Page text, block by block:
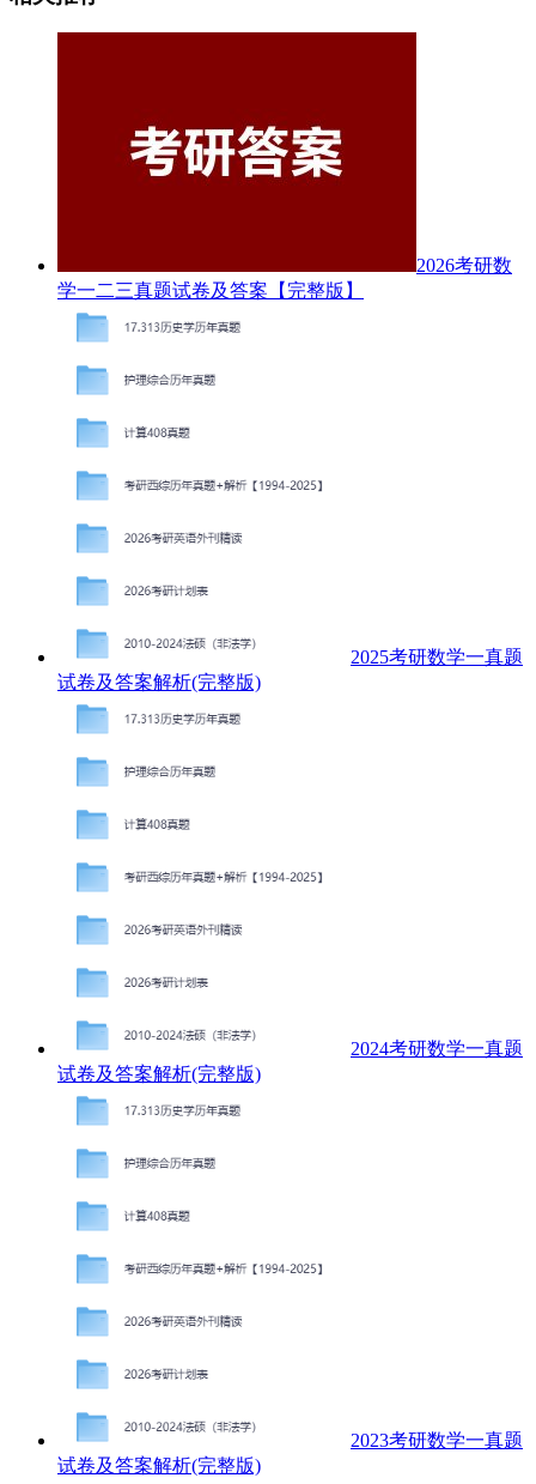
2026考研数
学一二三真题试卷及答案【完整版】
2025考研数学一真题
试卷及答案解析(完整版)
2024考研数学一真题
试卷及答案解析(完整版)
2023考研数学一真题
试卷及答案解析(完整版)